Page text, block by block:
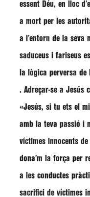
essent Déu, en lloc
a mort per les
a l’entorn de la seva
saduceus i fariseus
la lògica perversa
. Adreçar-se a Jesús
«Jesús, si tu ets el
amb la teva passió i
víctimes innocents
dona’m la força per
a les conductes
sacrifici de víctimes